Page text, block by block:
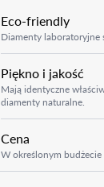
Eco-friendly
Diamenty laboratoryjne
Piękno i jakość
Mają identyczne
diamenty naturalne.
Cena
W określonym budżecie